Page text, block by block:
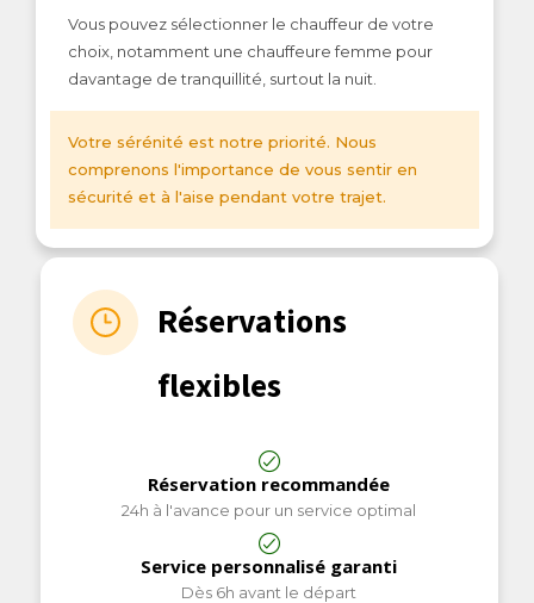
Vous pouvez sélectionner le chauffeur de votre
choix, notamment une chauffeure femme pour
davantage de tranquillité, surtout la nuit.
Votre sérénité est notre priorité. Nous
comprenons l'importance de vous sentir en
sécurité et à l'aise pendant votre trajet.
Réservations
flexibles
Réservation recommandée
24h à l'avance pour un service optimal
Service personnalisé garanti
Dès 6h avant le départ